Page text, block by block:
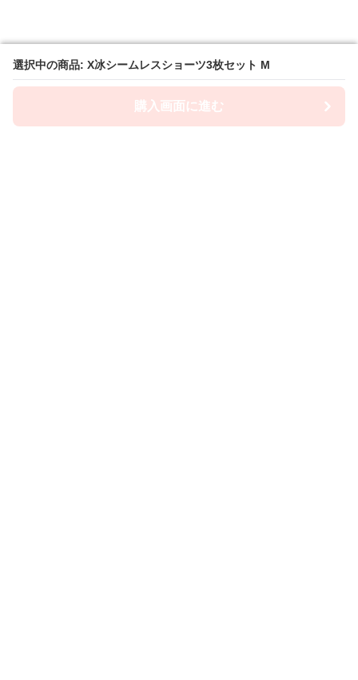
選択中の商品: X冰シームレスショーツ3枚セット M
購入画面に進む
選択中の商品: X冰シームレスショーツ3枚セット M
購入画面に進む